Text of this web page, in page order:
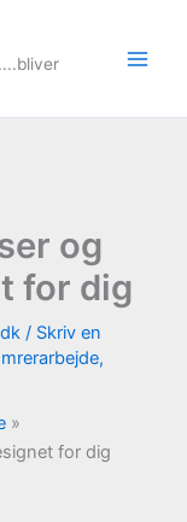
og
for dig
/ Skriv en
,
for dig